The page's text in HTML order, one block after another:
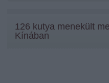
126 kutya menekült
Kínában